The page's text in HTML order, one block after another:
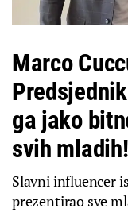
Marco
ga jako
svih mladih!
Slavni influencer
prezentirao sve